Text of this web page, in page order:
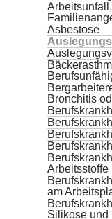
Asbestose
Bronchitis
Arbeitsstoffe
am
Silikose und